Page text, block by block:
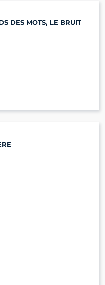
DES MOTS, LE BRUIT